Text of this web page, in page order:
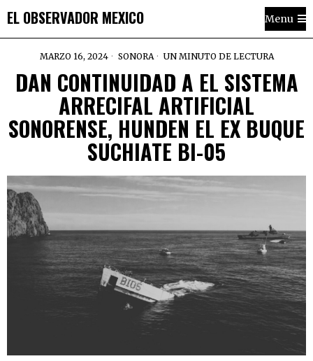
EL OBSERVADOR MEXICO Menu
MARZO 16, 2024 SONORA UN MINUTO DE LECTURA
DAN CONTINUIDAD A EL SISTEMA
ARRECIFAL ARTIFICIAL
SONORENSE, HUNDEN EL EX BUQUE
SUCHIATE BI-05